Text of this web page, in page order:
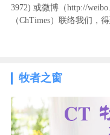
3972) ‬或微博（http://
（ChTimes）联络我们，
牧者之窗